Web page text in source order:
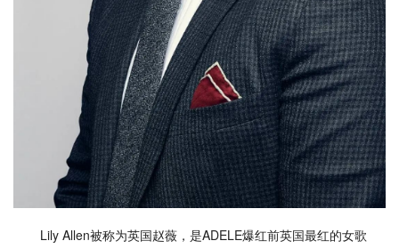
Lily Allen被称为英国赵薇，是ADELE爆红前英国最红的女歌